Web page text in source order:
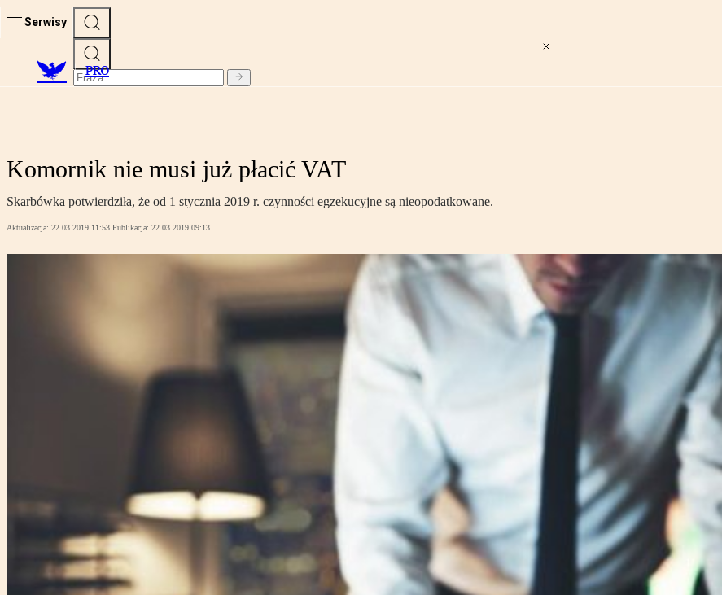
Serwisy
PRO
Komornik nie musi już płacić VAT
Skarbówka potwierdziła, że od 1 stycznia 2019 r. czynności egzekucyjne są nieopodatkowane.
Aktualizacja: 22.03.2019 11:53 Publikacja: 22.03.2019 09:13